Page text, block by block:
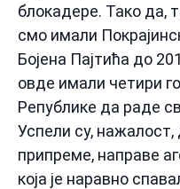
блокадере. Тако да,
смо имали
Бојена Пајтића до
овде имали четири
Републике да раде
Успели су,
припреме, направе
која је наравно